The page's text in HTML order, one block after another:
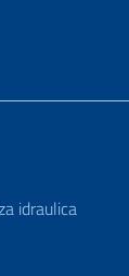
idraulica